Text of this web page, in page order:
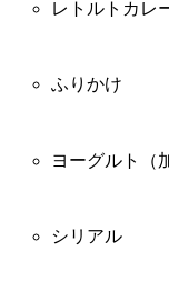
レトルトカレ
ふりかけ
ヨーグルト（
シリアル